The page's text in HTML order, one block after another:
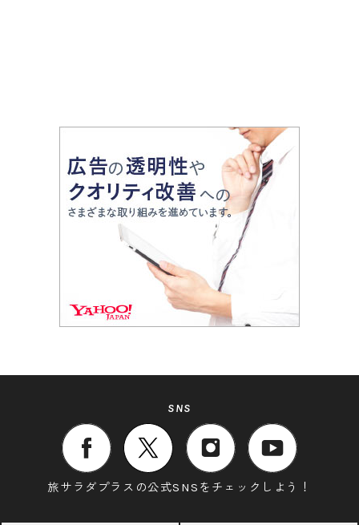
SNS
旅サラダプラスの公式SNSをチェックしよう！